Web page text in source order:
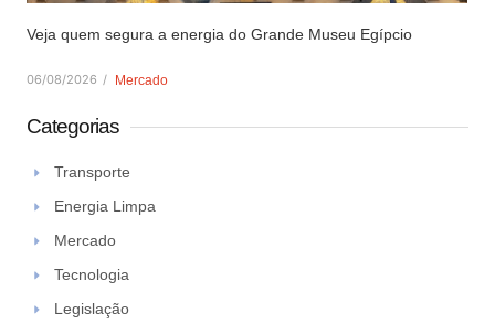
Veja quem segura a energia do Grande Museu Egípcio
06/08/2026 / Mercado
Categorias
Transporte
Energia Limpa
Mercado
Tecnologia
Legislação